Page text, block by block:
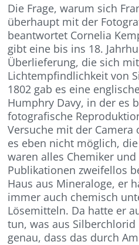
Die Frage, warum sich
überhaupt mit der
beantwortet Cornelia
gibt eine bis ins 18.
Überlieferung, die sich
Lichtempfindlichkeit von
1802 gab es eine
Humphry Davy, in der es
fotografische
Versuche mit der
es eben nicht möglich,
waren alles Chemiker
Publikationen zweifellos
Haus aus Mineraloge, er
immer auch chemisch
Lösemitteln. Da hatte er
tun, was aus
genau, dass das durch